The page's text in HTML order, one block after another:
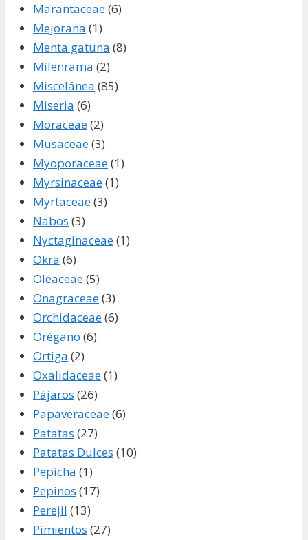
Marantaceae(6)
Mejorana (1)
Menta gatuna (8)
Milenrama (2)
Miscelánea (85)
Miseria (6)
Moraceae(2)
Musaceae(3)
Myoporaceae(1)
Myrsinaceae(1)
Myrtaceae(3)
Nabos (3)
Nyctaginaceae(1)
Okra (6)
Oleaceae(5)
Onagraceae(3)
Orchidaceae(6)
Orégano (6)
Ortiga (2)
Oxalidaceae(1)
Pájaros (26)
Papaveraceae(6)
Patatas (27)
Patatas Dulces (10)
Pepicha (1)
Pepinos (17)
Perejil (13)
Pimientos (27)